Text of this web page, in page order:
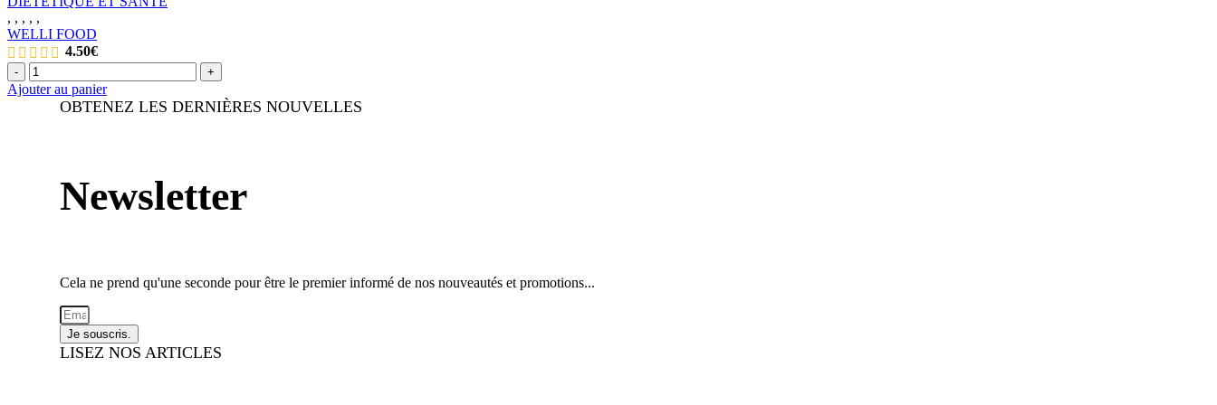
200g
, , , , ,
WELLI FOOD
4.50€
-
quantité
de
Pulpe
passion
+
Ajouter au panier
OBTENEZ LES DERNIÈRES NOUVELLES
Newsletter
Cela ne prend qu'une seconde pour être le premier informé de nos nouveautés et promotions...
Je souscris.
LISEZ NOS ARTICLES